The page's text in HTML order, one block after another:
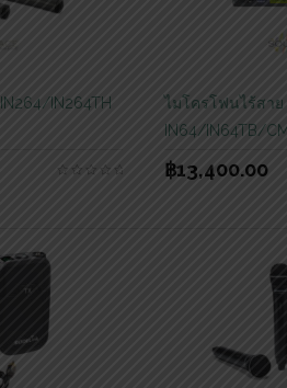
IN264TH
ไมโครโฟนไร้สาย
IN64/IN64TB/
฿13,400.00